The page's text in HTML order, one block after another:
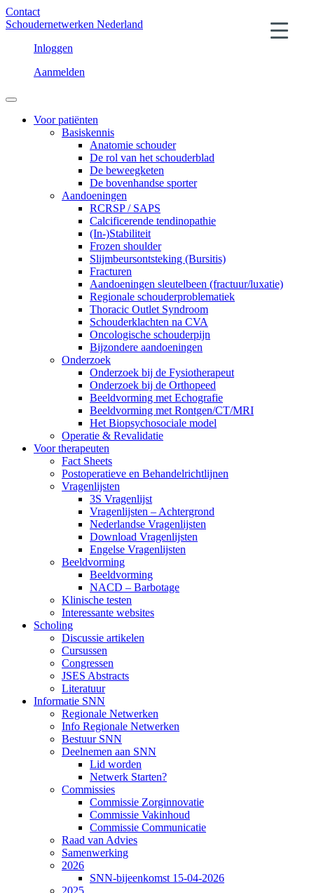
Contact
Schoudernetwerken Nederland
Inloggen
Aanmelden
Voor patiënten
Basiskennis
Anatomie schouder
De rol van het schouderblad
De beweegketen
De bovenhandse sporter
Aandoeningen
RCRSP / SAPS
Calcificerende tendinopathie
(In-)Stabiliteit
Frozen shoulder
Slijmbeursontsteking (Bursitis)
Fracturen
Aandoeningen sleutelbeen (fractuur/luxatie)
Regionale schouderproblematiek
Thoracic Outlet Syndroom
Schouderklachten na CVA
Oncologische schouderpijn
Bijzondere aandoeningen
Onderzoek
Onderzoek bij de Fysiotherapeut
Onderzoek bij de Orthopeed
Beeldvorming met Echografie
Beeldvorming met Rontgen/CT/MRI
Het Biopsychosociale model
Operatie & Revalidatie
Voor therapeuten
Fact Sheets
Postoperatieve en Behandelrichtlijnen
Vragenlijsten
3S Vragenlijst
Vragenlijsten – Achtergrond
Nederlandse Vragenlijsten
Download Vragenlijsten
Engelse Vragenlijsten
Beeldvorming
Beeldvorming
NACD – Barbotage
Klinische testen
Interessante websites
Scholing
Discussie artikelen
Cursussen
Congressen
JSES Abstracts
Literatuur
Informatie SNN
Regionale Netwerken
Info Regionale Netwerken
Bestuur SNN
Deelnemen aan SNN
Lid worden
Netwerk Starten?
Commissies
Commissie Zorginnovatie
Commissie Vakinhoud
Commissie Communicatie
Raad van Advies
Samenwerking
2026
SNN-bijeenkomst 15-04-2026
2025